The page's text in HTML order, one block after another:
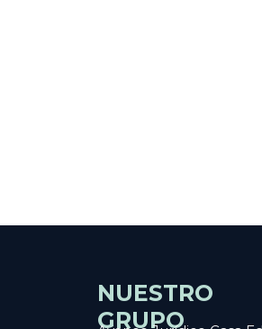
NUESTRO
GRUPO